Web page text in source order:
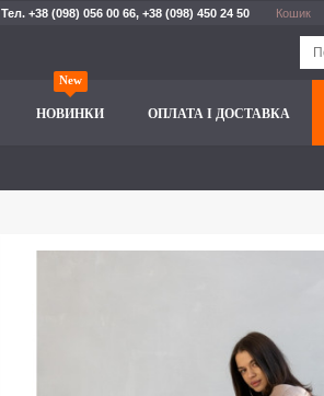
Тел. +38 (098) 056 00 66, +38 (098) 450 24 50 Кошик
New
НОВИНКИ ОПЛАТА І ДОСТАВКА